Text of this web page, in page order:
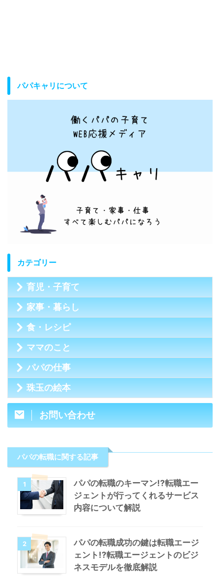
パパキャリについて
カテゴリー
育児・子育て
家事・暮らし
食・レシピ
ママのこと
パパの仕事
珠玉の絵本
お問い合わせ
パパの転職に関する記事
1
パパの転職のキーマン!?転職エー
ジェントが行ってくれるサービス
内容について解説
2
パパの転職成功の鍵は転職エージ
ェント!?転職エージェントのビジ
ネスモデルを徹底解説